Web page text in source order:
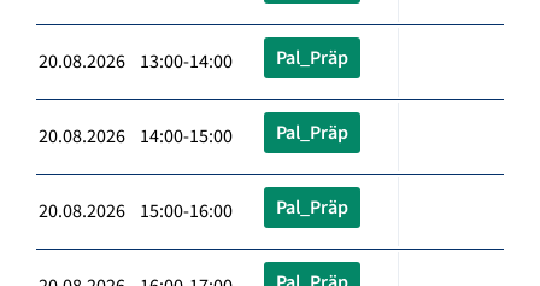
20.08.2026 13:00-14:00 Pal_Präp
20.08.2026 14:00-15:00 Pal_Präp
20.08.2026 15:00-16:00 Pal_Präp